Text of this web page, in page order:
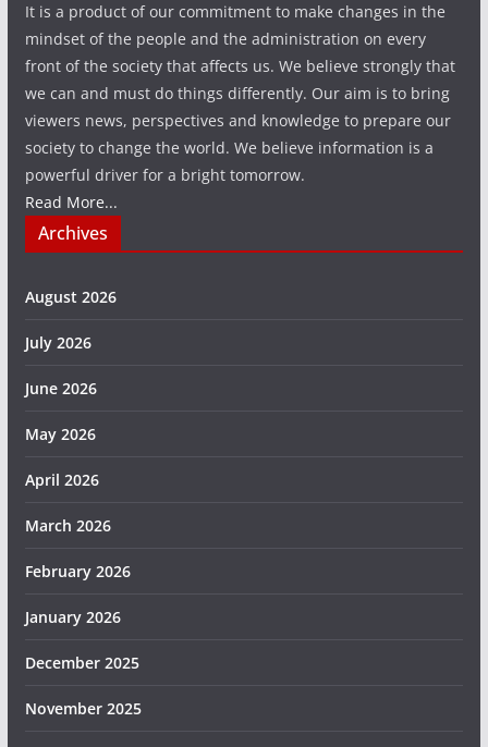
It is a product of our commitment to make changes in the
mindset of the people and the administration on every
front of the society that affects us. We believe strongly that
we can and must do things differently. Our aim is to bring
viewers news, perspectives and knowledge to prepare our
society to change the world. We believe information is a
powerful driver for a bright tomorrow.
Read More...
Archives
August 2026
July 2026
June 2026
May 2026
April 2026
March 2026
February 2026
January 2026
December 2025
November 2025